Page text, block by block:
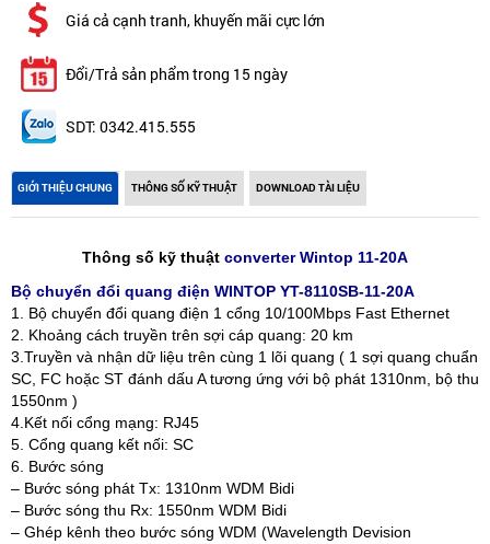
Giá cả cạnh tranh, khuyến mãi cực lớn
Đổi/Trả sản phẩm trong 15 ngày
SDT: 0342.415.555
GIỚI THIỆU CHUNG THÔNG SỐ KỸ THUẬT DOWNLOAD TÀI LIỆU
Thông số kỹ thuật converter Wintop 11-20A
Bộ chuyển đổi quang điện WINTOP YT-8110SB-11-20A
1. Bộ chuyển đổi quang điện 1 cổng 10/100Mbps Fast Ethernet
2. Khoảng cách truyền trên sợi cáp quang: 20 km
3.Truyền và nhận dữ liệu trên cùng 1 lõi quang ( 1 sợi quang chuẩn
SC, FC hoặc ST đánh dấu A tương ứng với bộ phát 1310nm, bộ thu
1550nm )
4.Kết nối cổng mạng: RJ45
5. Cổng quang kết nối: SC
6. Bước sóng
– Bước sóng phát Tx: 1310nm WDM Bidi
– Bước sóng thu Rx: 1550nm WDM Bidi
– Ghép kênh theo bước sóng WDM (Wavelength Devision